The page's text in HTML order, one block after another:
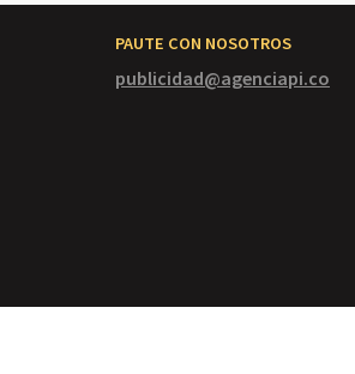
PAUTE CON NOSOTROS
publicidad@agenciapi.co